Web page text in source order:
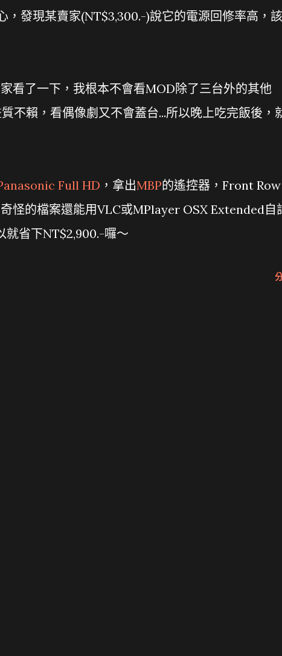
，發現某賣家(NT$3,300.-)說它的電源回修率高，該
看了一下，我根本不會看MOD除了三台外的其他
不賴，看偶像劇又不會蓋台...所以晚上吃完飯後，
Full HD ，拿出MBP的遙控器，Front Row
怪的檔案還能用VLC或MPlayer OSX Extended自
省下NT$2,900.-囉～